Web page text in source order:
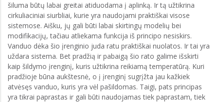
šiluma būtų labai greitai atiduodama į aplinką. Ir tą užtikrina
cirkuliaciniai siurbliai, kurie yra naudojami praktiškai visose
sistemose. Aišku, jų gali būti labai skirtingų modelių bei
modifikacijų, tačiau atliekama funkcija iš principo nesiskirs.
Vanduo dėka šio įrenginio juda ratu praktiškai nuolatos. Ir tai yra
uždara sistema. Bet pradžią ir pabaigą šio rato galime išskirti
kaip šildymo įrenginį, kuris užtikrina reikiamą temperatūrą. Kuri
pradžioje būna aukštesnė, o į įrenginį sugrįžta jau kažkiek
atvėsęs vanduo, kuris yra vėl pašildomas. Taigi, pats principas
yra tikrai paprastas ir gali būti naudojamas tiek paprastam, tiek